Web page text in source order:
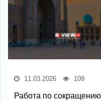
11.03.2026 109
Работа по